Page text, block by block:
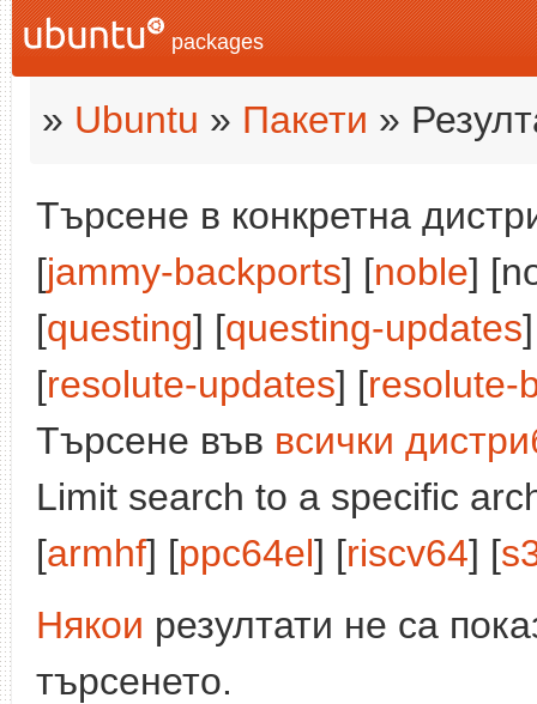
packages
» Ubuntu » Пакети »
Търсене в конкретна
[jammy-backports] [noble]
[questing] [questing-updates
[resolute-updates] [resolute-
Търсене във всички
Limit search to a specific
[armhf] [ppc64el] [riscv64] [
Някои резултати не са
търсенето.